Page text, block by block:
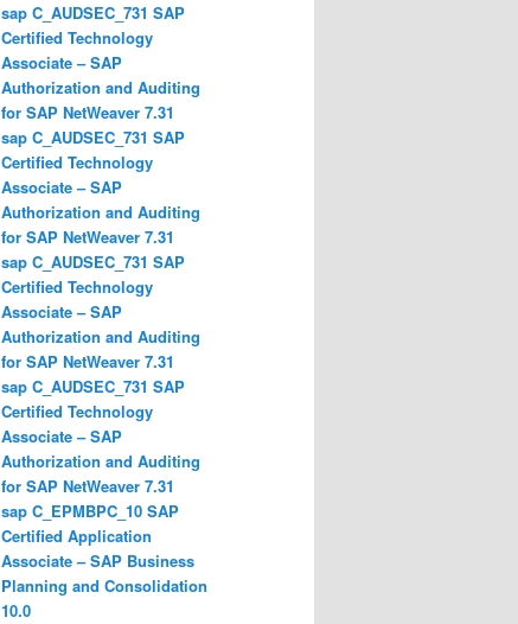
sap C_AUDSEC_731 SAP
Certified Technology
Associate – SAP
Authorization and Auditing
for SAP NetWeaver 7.31
sap C_AUDSEC_731 SAP
Certified Technology
Associate – SAP
Authorization and Auditing
for SAP NetWeaver 7.31
sap C_AUDSEC_731 SAP
Certified Technology
Associate – SAP
Authorization and Auditing
for SAP NetWeaver 7.31
sap C_AUDSEC_731 SAP
Certified Technology
Associate – SAP
Authorization and Auditing
for SAP NetWeaver 7.31
sap C_EPMBPC_10 SAP
Certified Application
Associate – SAP Business
Planning and Consolidation
10.0